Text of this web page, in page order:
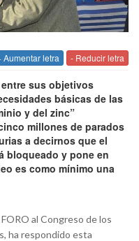
Aumentar letra - Reducir letra
entre sus objetivos
básicas de las
y del zinc”
millones de parados
a decirnos que el
bloqueado y pone en
es como mínimo una
al Congreso de los
ha respondido esta